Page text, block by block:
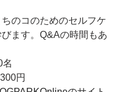
ためのセルフケ
ます。Q&Aの時間もあ
名
円